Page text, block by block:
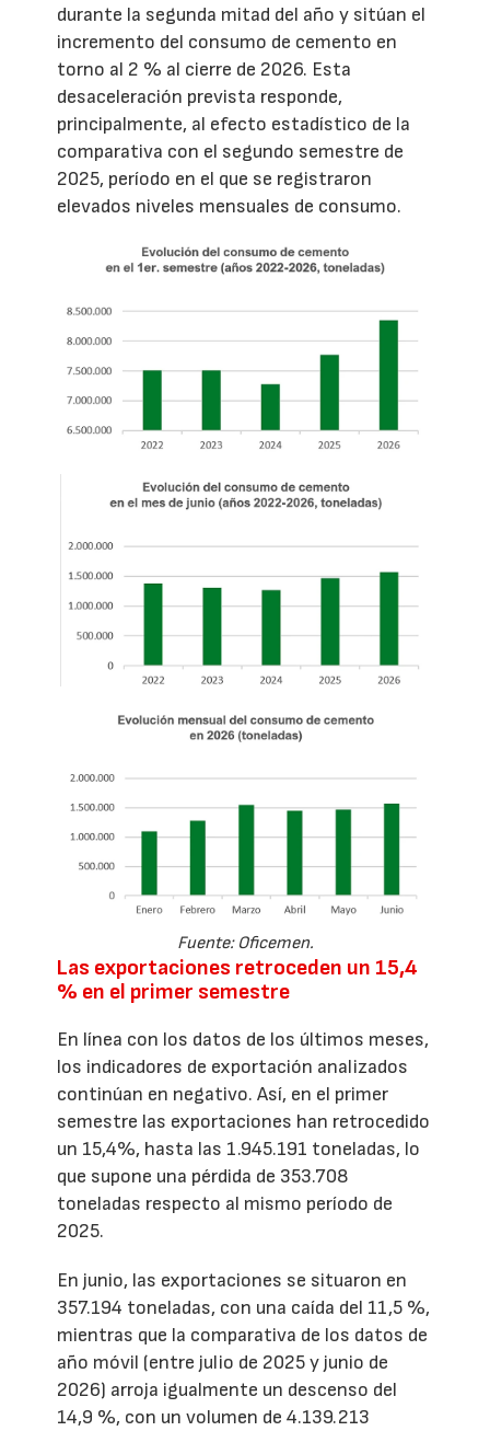
durante la segunda mitad del año y sitúan el
incremento del consumo de cemento en
torno al 2 % al cierre de 2026. Esta
desaceleración prevista responde,
principalmente, al efecto estadístico de la
comparativa con el segundo semestre de
2025, período en el que se registraron
elevados niveles mensuales de consumo.
Fuente: Oficemen.
Las exportaciones retroceden un 15,4
% en el primer semestre
En línea con los datos de los últimos meses,
los indicadores de exportación analizados
continúan en negativo. Así, en el primer
semestre las exportaciones han retrocedido
un 15,4%, hasta las 1.945.191 toneladas, lo
que supone una pérdida de 353.708
toneladas respecto al mismo período de
2025.
En junio, las exportaciones se situaron en
357.194 toneladas, con una caída del 11,5 %,
mientras que la comparativa de los datos de
año móvil (entre julio de 2025 y junio de
2026) arroja igualmente un descenso del
14,9 %, con un volumen de 4.139.213